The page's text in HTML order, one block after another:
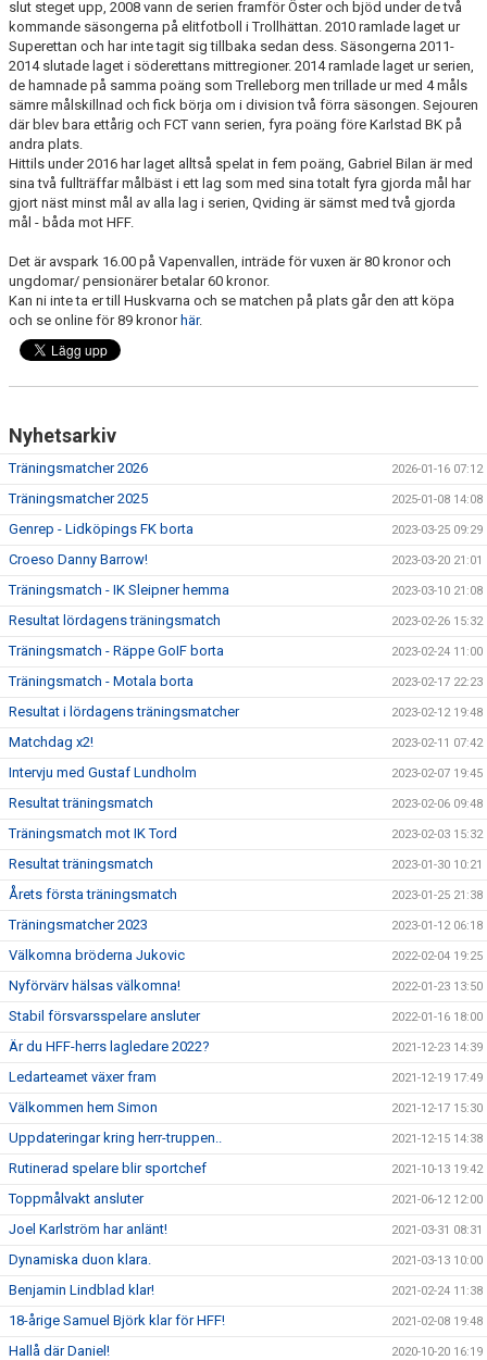
slut steget upp, 2008 vann de serien framför Öster och bjöd under de två
kommande säsongerna på elitfotboll i Trollhättan. 2010 ramlade laget ur
Superettan och har inte tagit sig tillbaka sedan dess. Säsongerna 2011-
2014 slutade laget i söderettans mittregioner. 2014 ramlade laget ur serien,
de hamnade på samma poäng som Trelleborg men trillade ur med 4 måls
sämre målskillnad och fick börja om i division två förra säsongen. Sejouren
där blev bara ettårig och FCT vann serien, fyra poäng före Karlstad BK på
andra plats.
Hittils under 2016 har laget alltså spelat in fem poäng, Gabriel Bilan är med
sina två fullträffar målbäst i ett lag som med sina totalt fyra gjorda mål har
gjort näst minst mål av alla lag i serien, Qviding är sämst med två gjorda
mål - båda mot HFF.
Det är avspark 16.00 på Vapenvallen, inträde för vuxen är 80 kronor och
ungdomar/ pensionärer betalar 60 kronor.
Kan ni inte ta er till Huskvarna och se matchen på plats går den att köpa
och se online för 89 kronor här.
Nyhetsarkiv
Träningsmatcher 2026 2026-01-16 07:12
Träningsmatcher 2025 2025-01-08 14:08
Genrep - Lidköpings FK borta 2023-03-25 09:29
Croeso Danny Barrow! 2023-03-20 21:01
Träningsmatch - IK Sleipner hemma 2023-03-10 21:08
Resultat lördagens träningsmatch 2023-02-26 15:32
Träningsmatch - Räppe GoIF borta 2023-02-24 11:00
Träningsmatch - Motala borta 2023-02-17 22:23
Resultat i lördagens träningsmatcher 2023-02-12 19:48
Matchdag x2! 2023-02-11 07:42
Intervju med Gustaf Lundholm 2023-02-07 19:45
Resultat träningsmatch 2023-02-06 09:48
Träningsmatch mot IK Tord 2023-02-03 15:32
Resultat träningsmatch 2023-01-30 10:21
Årets första träningsmatch 2023-01-25 21:38
Träningsmatcher 2023 2023-01-12 06:18
Välkomna bröderna Jukovic 2022-02-04 19:25
Nyförvärv hälsas välkomna! 2022-01-23 13:50
Stabil försvarsspelare ansluter 2022-01-16 18:00
Är du HFF-herrs lagledare 2022? 2021-12-23 14:39
Ledarteamet växer fram 2021-12-19 17:49
Välkommen hem Simon 2021-12-17 15:30
Uppdateringar kring herr-truppen.. 2021-12-15 14:38
Rutinerad spelare blir sportchef 2021-10-13 19:42
Toppmålvakt ansluter 2021-06-12 12:00
Joel Karlström har anlänt! 2021-03-31 08:31
Dynamiska duon klara. 2021-03-13 10:00
Benjamin Lindblad klar! 2021-02-24 11:38
18-årige Samuel Björk klar för HFF! 2021-02-08 19:48
Hallå där Daniel! 2020-10-20 16:19